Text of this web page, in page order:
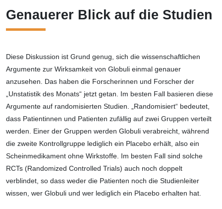
Genauerer Blick auf die Studien
Diese Diskussion ist Grund genug, sich die wissenschaftlichen
Argumente zur Wirksamkeit von Globuli einmal genauer
anzusehen. Das haben die Forscherinnen und Forscher der
„Unstatistik des Monats“ jetzt getan. Im besten Fall basieren diese
Argumente auf randomisierten Studien. „Randomisiert“ bedeutet,
dass Patientinnen und Patienten zufällig auf zwei Gruppen verteilt
werden. Einer der Gruppen werden Globuli verabreicht, während
die zweite Kontrollgruppe lediglich ein Placebo erhält, also ein
Scheinmedikament ohne Wirkstoffe. Im besten Fall sind solche
RCTs (Randomized Controlled Trials) auch noch doppelt
verblindet, so dass weder die Patienten noch die Studienleiter
wissen, wer Globuli und wer lediglich ein Placebo erhalten hat.